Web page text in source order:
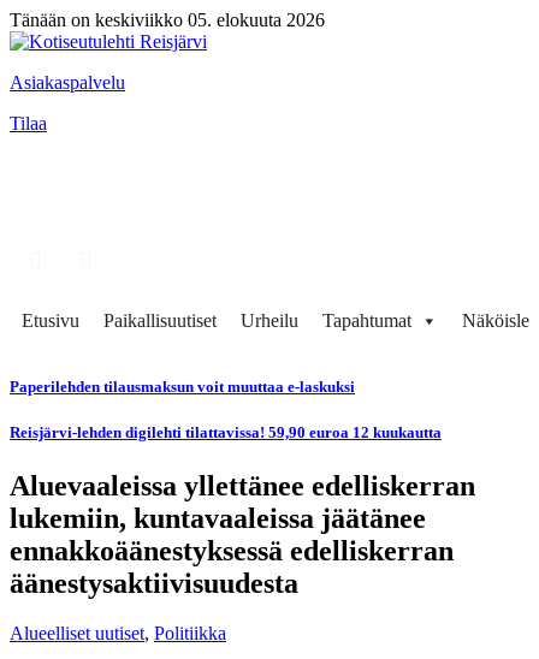
Tänään on keskiviikko 05. elokuuta 2026
Asiakaspalvelu
Tilaa
Etusivu Paikallisuutiset Urheilu Tapahtumat
Paperilehden tilausmaksun voit muuttaa e-laskuksi
Reisjärvi-lehden digilehti tilattavissa! 59,90 euroa 12 kuukautta
Aluevaaleissa yllettänee edelliskerran
lukemiin, kuntavaaleissa jäätänee
ennakkoäänestyksessä edelliskerran
äänestysaktiivisuudesta
Alueelliset uutiset, Politiikka